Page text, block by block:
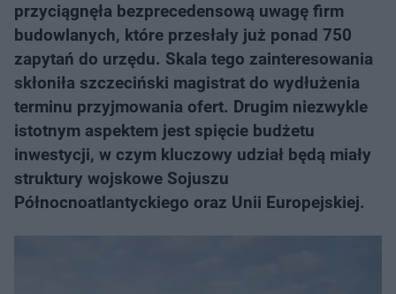
przyciągnęła bezprecedensową uwagę firm
budowlanych, które przesłały już ponad 750
zapytań do urzędu. Skala tego zainteresowania
skłoniła szczeciński magistrat do wydłużenia
terminu przyjmowania ofert. Drugim niezwykle
istotnym aspektem jest spięcie budżetu
inwestycji, w czym kluczowy udział będą miały
struktury wojskowe Sojuszu
Północnoatlantyckiego oraz Unii Europejskiej.